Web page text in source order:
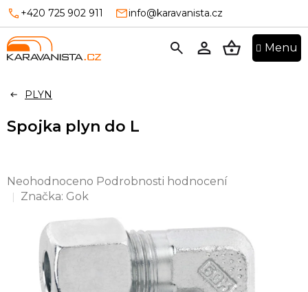
Přejít
obsah
+420 725 902 911 info@karavanista.cz
PLYN
Spojka plyn do L
Průměrné
hodnocení
hvězdiček.
Neohodnoceno Podrobnosti hodnocení
Značka: Gok